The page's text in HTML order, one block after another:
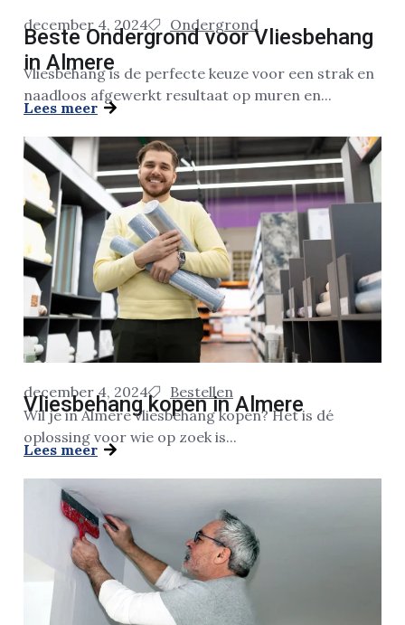
december 4, 2024 Ondergrond
Beste Ondergrond voor Vliesbehang
in Almere
Vliesbehang is de perfecte keuze voor een strak en
naadloos afgewerkt resultaat op muren en...
Lees meer
december 4, 2024 Bestellen
Vliesbehang kopen in Almere
Wil je in Almere vliesbehang kopen? Het is dé
oplossing voor wie op zoek is...
Lees meer